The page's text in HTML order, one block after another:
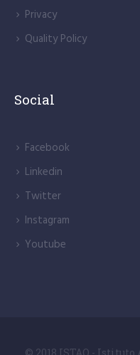
Privacy
Quality Policy
Social
Facebook
Linkedin
Twitter
Instagram
Youtube
© 2018 ISTAO -